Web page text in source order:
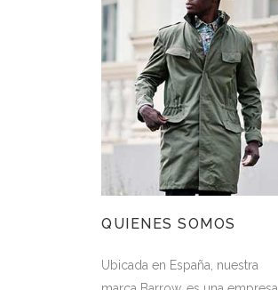
QUIENES SOMOS
Ubicada en España, nuestra